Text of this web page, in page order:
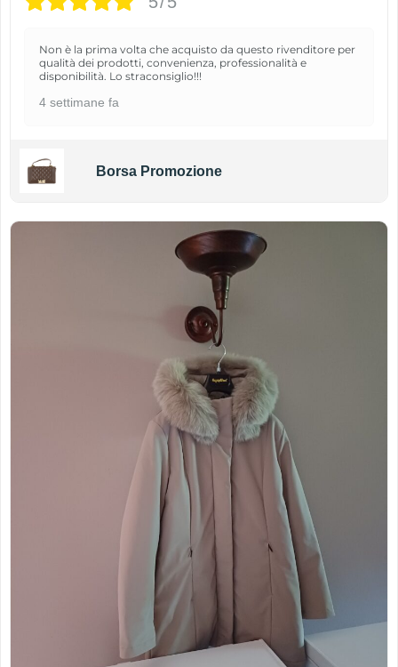
Non è la prima volta che acquisto da questo rivenditore per
qualità dei prodotti, convenienza, professionalità e
disponibilità. Lo straconsiglio!!!
4 settimane fa
Borsa Promozione